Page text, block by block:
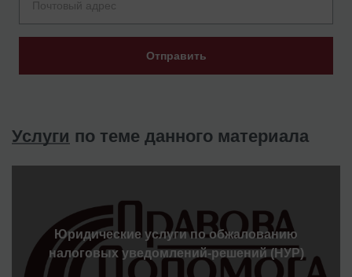
Отправить
Услуги по теме данного материала
Юридические услуги по обжалованию
налоговых уведомлений-решений (НУР)